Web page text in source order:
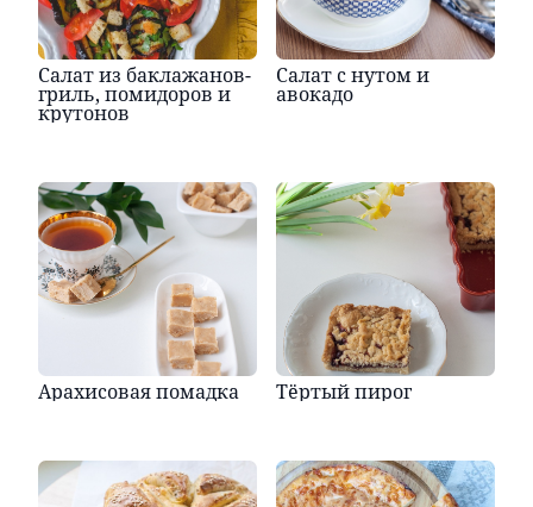
Салат из баклажанов-
гриль, помидоров и
крутонов
Салат с нутом и
авокадо
Арахисовая помадка Тёртый пирог